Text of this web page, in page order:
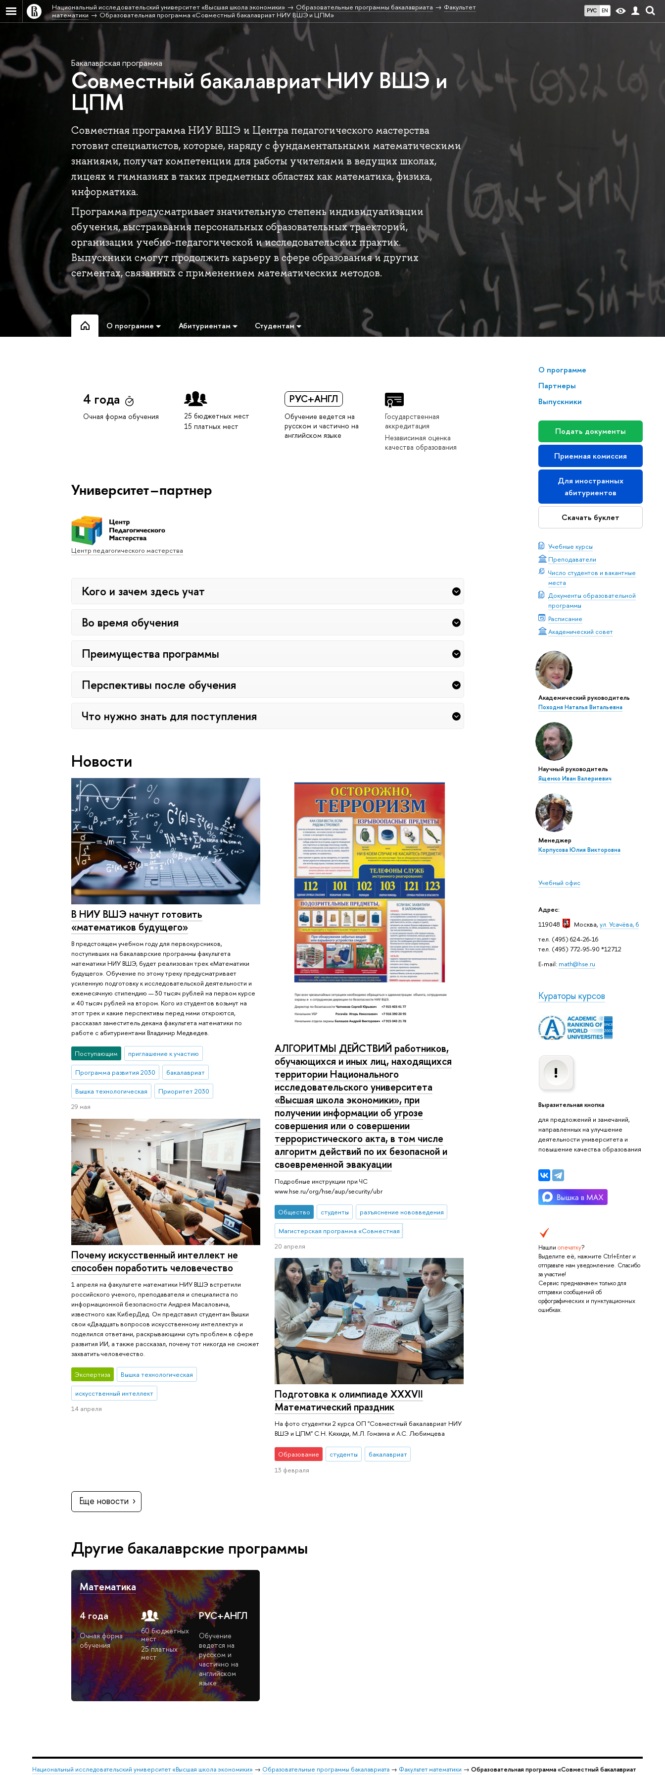
РУС EN
Национальный исследовательский университет «Высшая школа экономики» Образовательные программы бакалавриата
Факультет
математики
Образовательная программа «Совместный бакалавриат НИУ ВШЭ и ЦПМ»
Бакалаврская программа
Совместный бакалавриат НИУ ВШЭ и
ЦПМ
Совместная программа НИУ ВШЭ и Центра педагогического мастерства
готовит специалистов, которые, наряду с фундаментальными математическими
знаниями, получат компетенции для работы учителями в ведущих школах,
лицеях и гимназиях в таких предметных областях как математика, физика,
информатика.
Программа предусматривает значительную степень индивидуализации
обучения, выстраивания персональных образовательных траекторий,
организации учебно-педагогической и исследовательских практик.
Выпускники смогут продолжить карьеру в сфере образования и других
сегментах, связанных с применением математических методов.
О программе Абитуриентам Студентам
О программе
Партнеры
Выпускники
Подать документы
Приемная комиссия
Для иностранных
абитуриентов
Скачать буклет
Учебные курсы
Преподаватели
Число студентов и вакантные
места
Документы образовательной
программы
Расписание
Академический совет
Академический руководитель
Походня Наталья Витальевна
Научный руководитель
Ященко Иван Валериевич
Менеджер
Корпусова Юлия Викторовна
Учебный офис
Адрес:
119048
Москва, ул. Усачёва, 6
тел. (495) 624-26-16
тел. (495) 772-95-90 *12712
E-mail: math@hse.ru
Кураторы курсов
Выразительная кнопка
для предложений и замечаний,
направленных на улучшение
деятельности университета и
повышение качества образования
Нашли опечатку?
Выделите её, нажмите Ctrl+Enter и
отправьте нам уведомление. Спасибо
за участие!
Сервис предназначен только для
отправки сообщений об
орфографических и пунктуационных
ошибках.
4 года
Очная форма обучения
25 бюджетных мест
15 платных мест
РУС+АНГЛ
Обучение ведется на
русском и частично на
английском языке
Государственная
аккредитация
Независимая оценка
качества образования
Университет–партнер
Центр педагогического мастерства
Кого и зачем здесь учат
Во время обучения
Преимущества программы
Перспективы после обучения
Что нужно знать для поступления
Новости
В НИУ ВШЭ начнут готовить
«математиков будущего»
В предстоящем учебном году для первокурсников,
поступивших на бакалаврские программы факультета
математики НИУ ВШЭ, будет реализован трек «Математики
будущего». Обучение по этому треку предусматривает
усиленную подготовку к исследовательской деятельности и
ежемесячную стипендию — 30 тысяч рублей на первом курсе
и 40 тысяч рублей на втором. Кого из студентов возьмут на
этот трек и какие перспективы перед ними откроются,
рассказал заместитель декана факультета математики по
работе с абитуриентами Владимир Медведев.
Поступающим приглашение к участию
Программа развития 2030 бакалавриат
Вышка технологическая
Приоритет 2030
29 мая
АЛГОРИТМЫ ДЕЙСТВИЙ работников,
обучающихся и иных лиц, находящихся
территории Национального
исследовательского университета
«Высшая школа экономики», при
получении информации об угрозе
совершения или о совершении
террористического акта, в том числе
алгоритм действий по их безопасной и
своевременной эвакуации
Подробные инструкции при ЧС
www.hse.ru/org/hse/aup/security/ubr
Общество студенты разъяснение нововведения
Магистерская программа «Совместная магистратура НИУ ВШЭ и ЦПМ»
20 апреля
Почему искусственный интеллект не
способен поработить человечество
1 апреля на факультете математики НИУ ВШЭ встретили
российского ученого, преподавателя и специалиста по
информационной безопасности Андрея Масаловича,
известного как КиберДед. Он представил студентам Вышки
свои «Двадцать вопросов искусственному интеллекту» и
поделился ответами, раскрывающими суть проблем в сфере
развития ИИ, а также рассказал, почему тот никогда не сможет
захватить человечество.
Экспертиза Вышка технологическая
искусственный интеллект
14 апреля
Подготовка к олимпиаде XXXVII
Математический праздник
На фото студентки 2 курса ОП "Совместный бакалавриат НИУ
ВШЭ и ЦПМ" С.Н. Кяхиди, М.Л. Гомзина и А.С. Любимцева
Образование студенты
бакалавриат
13 февраля
Еще новости
Другие бакалаврские программы
Математика
4 года
Очная форма
обучения
60 бюджетных
мест
25 платных
мест
РУС+АНГЛ
Обучение
ведется на
русском и
частично на
английском
языке
Национальный исследовательский университет «Высшая школа экономики» → Образовательные программы бакалавриата→ Факультет математики → Образовательная программа «Совместный бакалавриат